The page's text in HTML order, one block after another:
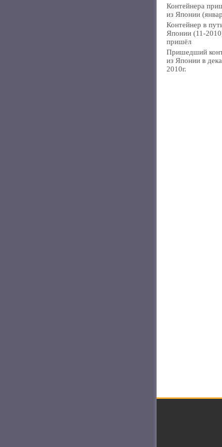
Контейнера
из Японии
Контейнер в
Японии (11-
пришёл
Пришедший
из Японии в
2010г.